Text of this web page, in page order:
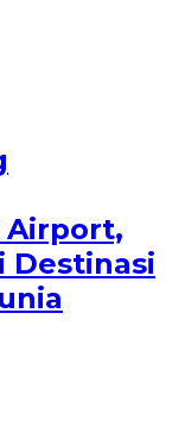
Airport,
Destinasi